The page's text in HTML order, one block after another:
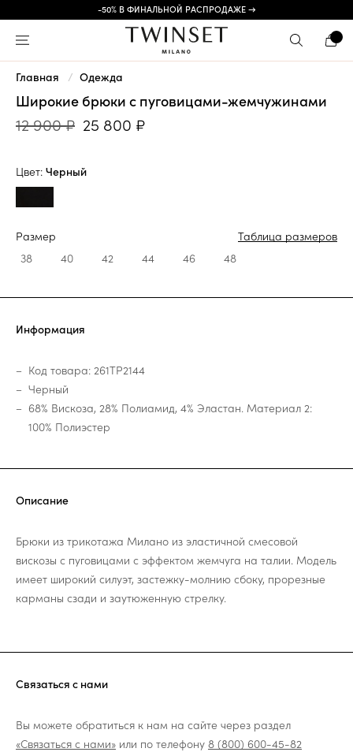
-50% В ФИНАЛЬНОЙ РАСПРОДАЖЕ →
Главная Одежда
Широкие брюки с пуговицами-жемчужинами
12 900 ₽ 25 800 ₽
Цвет: Черный
Размер
Таблица размеров
38
40 42 44 46 48
Информация
Код товара: 261TP2144
Черный
68% Вискоза, 28% Полиамид, 4% Эластан. Материал 2:
100% Полиэстер
Описание
Брюки из трикотажа Милано из эластичной смесовой
вискозы с пуговицами с эффектом жемчуга на талии. Модель
имеет широкий силуэт, застежку-молнию сбоку, прорезные
карманы сзади и заутюженную стрелку.
Связаться с нами
Вы можете обратиться к нам на сайте через раздел
«Связаться с нами» или по телефону 8 (800) 600-45-82